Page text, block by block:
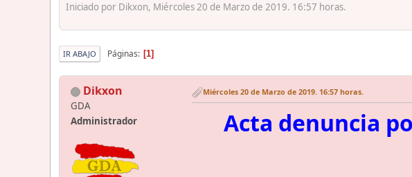
Iniciado por Dikxon, Miércoles 20 de Marzo de 2019. 16:57 horas.
IR ABAJO Páginas 1
Dikxon
GDA
Administrador
Miércoles 20 de Marzo de 2019. 16:57 horas.
Acta denuncia